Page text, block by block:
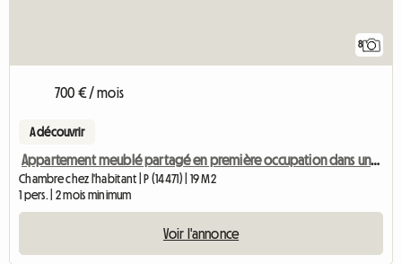
8
700 € / mois
A découvrir
Appartement meublé partagé en première occupation dans une villa de ville avec jardin près de l'université et de S
Chambre chez l'habitant | P (14471) | 19 M2
1 pers. | 2 mois minimum
Voir l'annonce